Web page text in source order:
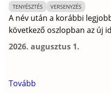
20.)
TENYÉSZTÉS VERSENYZÉS
A név után a korábbi
következő oszlopban az új
2026. augusztus 1.
Tovább